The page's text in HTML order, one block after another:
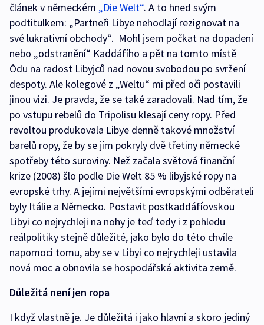
článek v německém „Die Welt“. A to hned svým
podtitulkem: „Partneři Libye nehodlají rezignovat na
své lukrativní obchody“. Mohl jsem počkat na dopadení
nebo „odstranění“ Kaddáfího a pět na tomto místě
Ódu na radost Libyjců nad novou svobodou po svržení
despoty. Ale kolegové z „Weltu“ mi před oči postavili
jinou vizi. Je pravda, že se také zaradovali. Nad tím, že
po vstupu rebelů do Tripolisu klesají ceny ropy. Před
revoltou produkovala Libye denně takové množství
barelů ropy, že by se jím pokryly dvě třetiny německé
spotřeby této suroviny. Než začala světová finanční
krize (2008) šlo podle Die Welt 85 % libyjské ropy na
evropské trhy. A jejími největšími evropskými odběrateli
byly Itálie a Německo. Postavit postkaddáfíovskou
Libyi co nejrychleji na nohy je teď tedy i z pohledu
reálpolitiky stejně důležité, jako bylo do této chvíle
napomoci tomu, aby se v Libyi co nejrychleji ustavila
nová moc a obnovila se hospodářská aktivita země.
Důležitá není jen ropa
I když vlastně je. Je důležitá i jako hlavní a skoro jediný